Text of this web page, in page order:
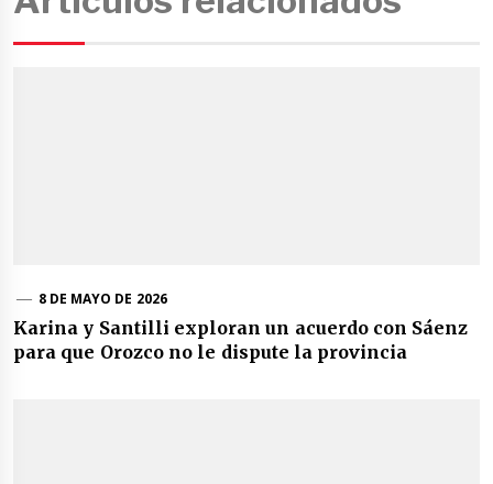
8 DE MAYO DE 2026
Karina y Santilli exploran un acuerdo con Sáenz
para que Orozco no le dispute la provincia